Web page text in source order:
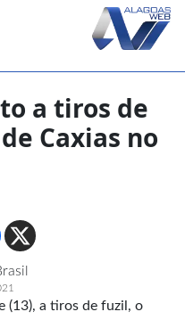
a tiros de
Caxias no
(13), a tiros de fuzil, o